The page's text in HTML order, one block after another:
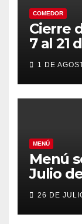
COMEDOR
Cierre
7 al 21
1 DE
MENÚ
Menú
Julio
26 DE